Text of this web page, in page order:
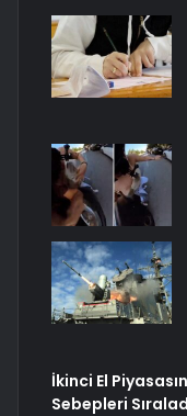
İkinci El
Sebepleri